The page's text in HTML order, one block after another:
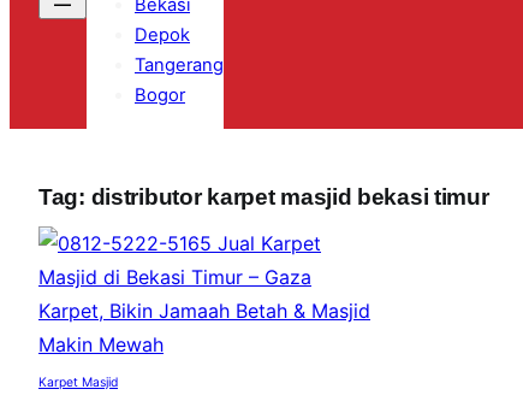
Bekasi
Depok
Tangerang
Bogor
Tag: distributor karpet masjid bekasi timur
Karpet Masjid